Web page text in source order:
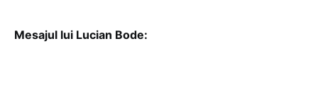
Mesajul lui Lucian Bode: